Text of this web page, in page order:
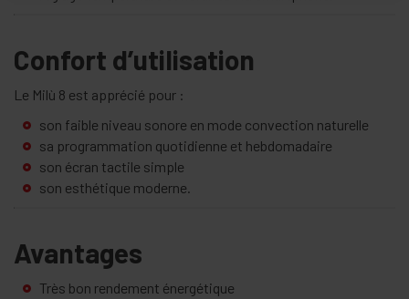
Confort d’utilisation
Le Milù 8 est apprécié pour :
son faible niveau sonore en mode convection naturelle
sa programmation quotidienne et hebdomadaire
son écran tactile simple
son esthétique moderne.
Avantages
Très bon rendement énergétique